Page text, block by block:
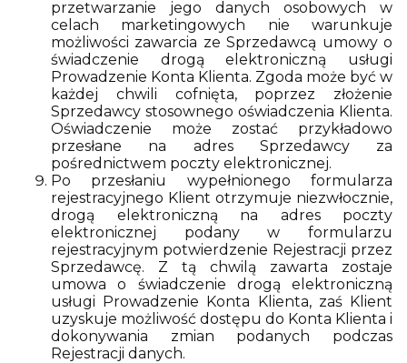
przetwarzanie jego danych osobowych w
celach marketingowych nie warunkuje
możliwości zawarcia ze Sprzedawcą umowy o
świadczenie drogą elektroniczną usługi
Prowadzenie Konta Klienta. Zgoda może być w
każdej chwili cofnięta, poprzez złożenie
Sprzedawcy stosownego oświadczenia Klienta.
Oświadczenie może zostać przykładowo
przesłane na adres Sprzedawcy za
pośrednictwem poczty elektronicznej.
Po przesłaniu wypełnionego formularza
rejestracyjnego Klient otrzymuje niezwłocznie,
drogą elektroniczną na adres poczty
elektronicznej podany w formularzu
rejestracyjnym potwierdzenie Rejestracji przez
Sprzedawcę. Z tą chwilą zawarta zostaje
umowa o świadczenie drogą elektroniczną
usługi Prowadzenie Konta Klienta, zaś Klient
uzyskuje możliwość dostępu do Konta Klienta i
dokonywania zmian podanych podczas
Rejestracji danych.